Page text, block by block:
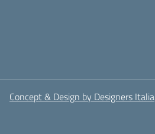
Concept & Design by Designers Italia